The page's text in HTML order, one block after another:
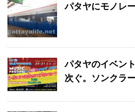
パタヤにモノレ
パタヤのイベン
次ぐ。ソンクラ